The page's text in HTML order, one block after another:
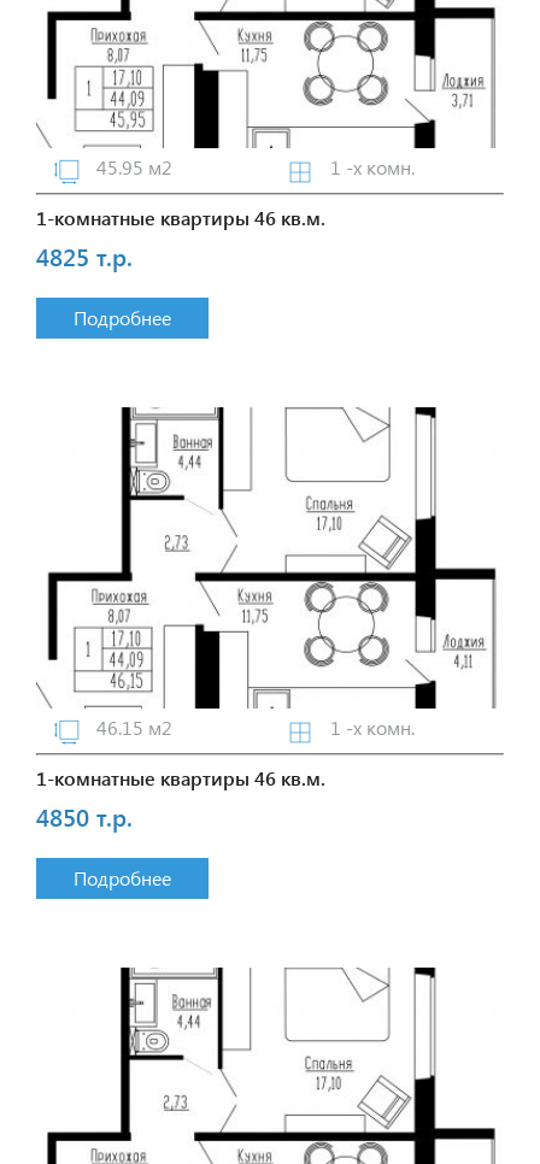
45.95 м2
1 -х комн.
1-комнатные квартиры 46 кв.м.
4825 т.р.
Подробнее
46.15 м2
1 -х комн.
1-комнатные квартиры 46 кв.м.
4850 т.р.
Подробнее